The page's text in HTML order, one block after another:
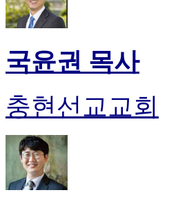
국윤권 목사
충현선교교회